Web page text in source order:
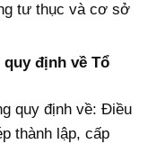
tư thục và cơ sở
định về Tổ
quy định về: Điều
thành lập, cấp